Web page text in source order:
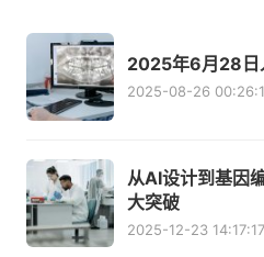
2025年6月28日
2025-08-26
从AI设计到基因
大突破
2025-12-23 14:17:17